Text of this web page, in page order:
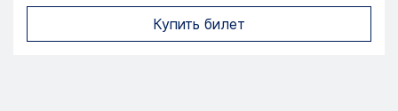
Купить билет